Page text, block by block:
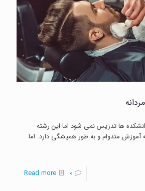
ها تدریس نمی شود اما این رشته
آموزش متدوام و به طور همیشگی دارد. اما
0
Read more
-